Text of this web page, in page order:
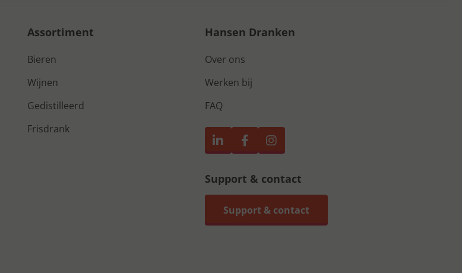
Assortiment
Bieren
Wijnen
Gedistilleerd
Frisdrank
Hansen Dranken
Over ons
Werken bij
FAQ
Support & contact
Support & contact